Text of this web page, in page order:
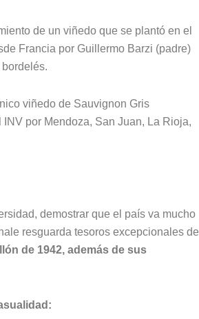
de un viñedo que se plantó en el
Francia por Guillermo Barzi (padre)
viñedo de Sauvignon Gris
INV por Mendoza, San Juan, La Rioja,
demostrar que el país va mucho
resguarda tesoros excepcionales de
de 1942, además de sus